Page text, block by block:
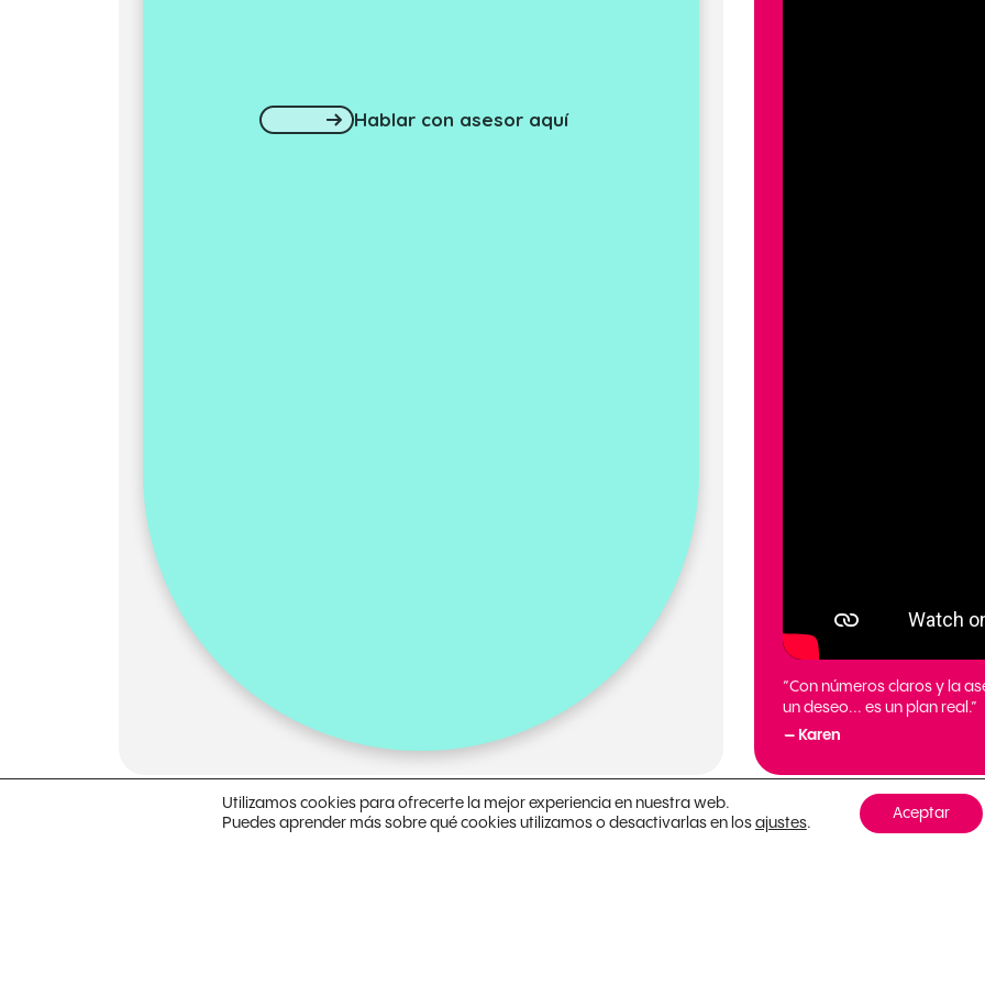
Hablar con asesor aquí
“Con números claros y la
un deseo... es un plan real.”
— Karen
Utilizamos cookies para ofrecerte la mejor experiencia en nuestra web.
Puedes aprender más sobre qué cookies utilizamos o desactivarlas en los ajustes.
Aceptar